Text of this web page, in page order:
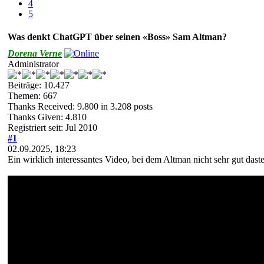
4
5
Was denkt ChatGPT über seinen «Boss» Sam Altman?
Dorena Verne
Administrator
Beiträge: 10.427
Themen: 667
Thanks Received: 9.800 in 3.208 posts
Thanks Given: 4.810
Registriert seit: Jul 2010
#1
02.09.2025, 18:23
Ein wirklich interessantes Video, bei dem Altman nicht sehr gut